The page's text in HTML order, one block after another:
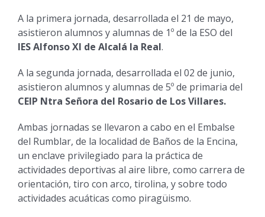
A la primera jornada, desarrollada el 21 de mayo,
asistieron alumnos y alumnas de 1º de la ESO del
IES Alfonso XI de Alcalá la Real.
A la segunda jornada, desarrollada el 02 de junio,
asistieron alumnos y alumnas de 5º de primaria del
CEIP Ntra Señora del Rosario de Los Villares.
Ambas jornadas se llevaron a cabo en el Embalse
del Rumblar, de la localidad de Baños de la Encina,
un enclave privilegiado para la práctica de
actividades deportivas al aire libre, como carrera de
orientación, tiro con arco, tirolina, y sobre todo
actividades acuáticas como piragüismo.